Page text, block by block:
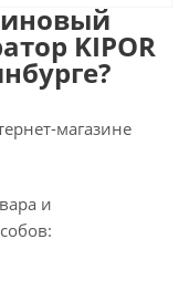
KIPOR
магазине
и